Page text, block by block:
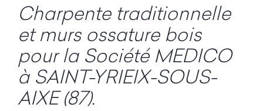
Charpente traditionnelle
et murs ossature bois
pour la Société MEDICO
à SAINT-YRIEIX-SOUS-
AIXE (87).